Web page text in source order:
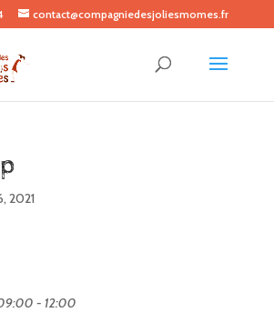
contact@compagniedesjoliesmomes.fr
2021
- 12:00